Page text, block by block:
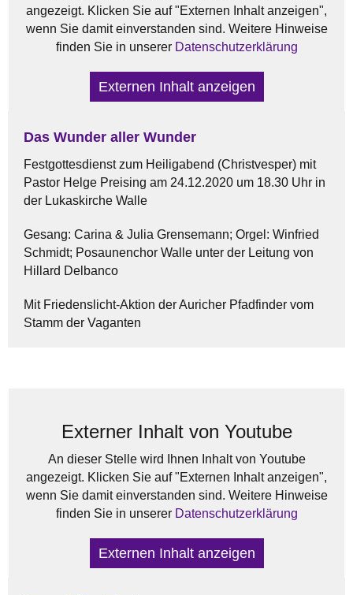
angezeigt. Klicken Sie auf "Externen Inhalt anzeigen",
wenn Sie damit einverstanden sind. Weitere Hinweise
finden Sie in unserer Datenschutzerklärung
Externen Inhalt anzeigen
Das Wunder aller Wunder
Festgottesdienst zum Heiligabend (Christvesper) mit
Pastor Helge Preising am 24.12.2020 um 18.30 Uhr in
der Lukaskirche Walle
Gesang: Carina & Julia Grensemann; Orgel: Winfried
Schmidt; Posaunenchor Walle unter der Leitung von
Hillard Delbanco
Mit Friedenslicht-Aktion der Auricher Pfadfinder vom
Stamm der Vaganten
Externer Inhalt von Youtube
An dieser Stelle wird Ihnen Inhalt von Youtube
angezeigt. Klicken Sie auf "Externen Inhalt anzeigen",
wenn Sie damit einverstanden sind. Weitere Hinweise
finden Sie in unserer Datenschutzerklärung
Externen Inhalt anzeigen